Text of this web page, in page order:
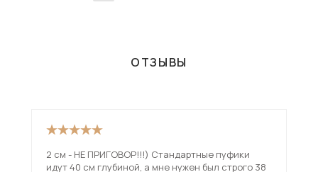
ОТЗЫВЫ
2 см - НЕ ПРИГОВОР!!!) Стандартные пуфики
идут 40 см глубиной, а мне нужен был строго 38